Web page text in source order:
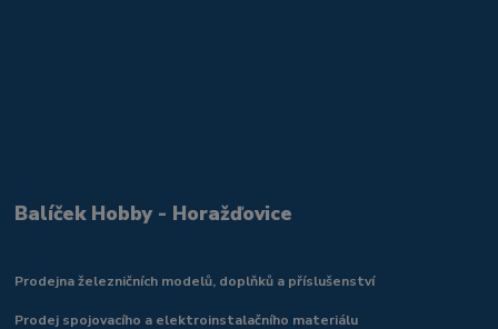
Balíček Hobby - Horažďovice
Prodejna železničních modelů, doplňků a příslušenství
Prodej spojovacího a elektroinstalačního materiálu